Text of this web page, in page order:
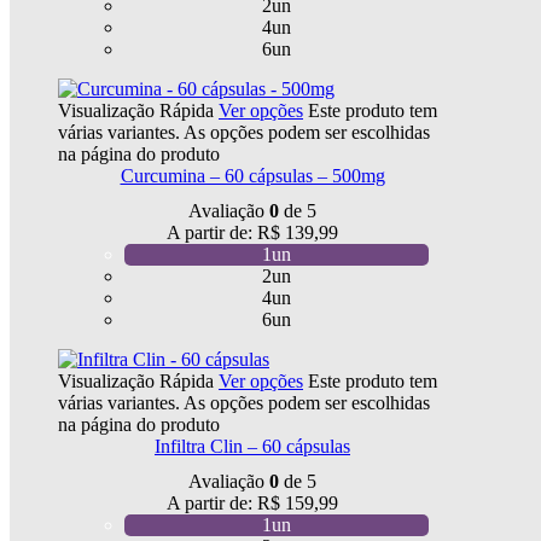
2un
4un
6un
Visualização Rápida Ver opções Este produto tem
várias variantes. As opções podem ser escolhidas
na página do produto
Curcumina – 60 cápsulas – 500mg
Avaliação 0 de 5
A partir de: R$ 139,99
1un
2un
4un
6un
Visualização Rápida Ver opções Este produto tem
várias variantes. As opções podem ser escolhidas
na página do produto
Infiltra Clin – 60 cápsulas
Avaliação 0 de 5
A partir de: R$ 159,99
1un